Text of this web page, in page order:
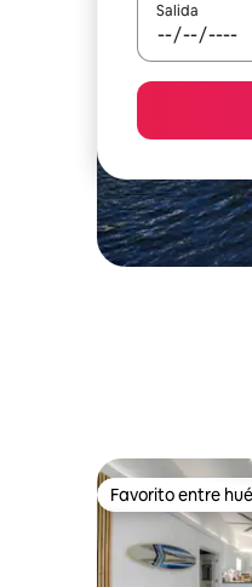
Salida
Favorito entre
Favorito entre